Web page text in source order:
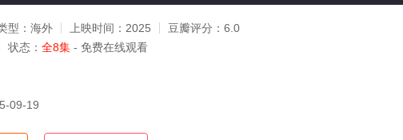
型： 海外 上映时间： 2025 豆瓣评分： 6.0
状态： 全8集 - 免费在线观看
09-19